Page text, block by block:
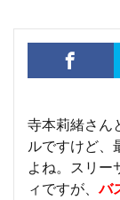
寺本莉緒さん
ルですけど、
よね。スリー
ィですが、バ